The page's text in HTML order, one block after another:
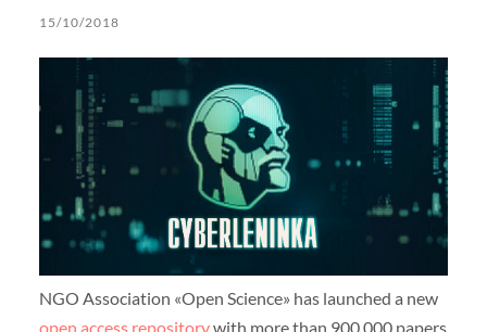
15/10/2018
NGO Association «Open Science» has launched a new
open access repositorywith more than 900 000 papers